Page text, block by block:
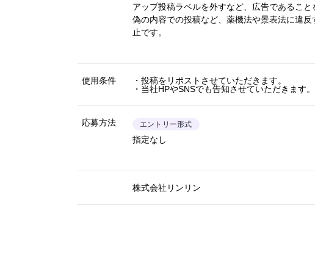
アップ投稿ラベルを外すなど、広告であるこ
偽の内容での投稿など、薬機法や景表法に違
止です。
使用条件
・投稿をリポストさせていただきます。
・当社HPやSNSでも告知させていただきます。
応募方法 エントリー形式
指定なし
株式会社リンリン